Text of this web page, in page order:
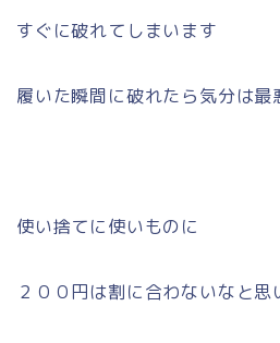
すぐに破れてしまいます
履いた瞬間に破れたら気分は最
使い捨てに使いものに
２００円は割に合わないなと思